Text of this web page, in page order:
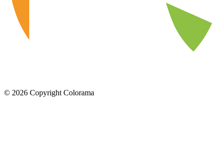
© 2026 Copyright Colorama